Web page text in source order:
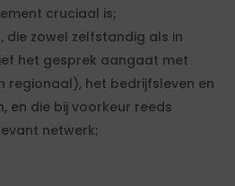
cruciaal is;
die zowel zelfstandig als in
het gesprek aangaat met
regionaal), het bedrijfsleven en
en die bij voorkeur reeds
netwerk;